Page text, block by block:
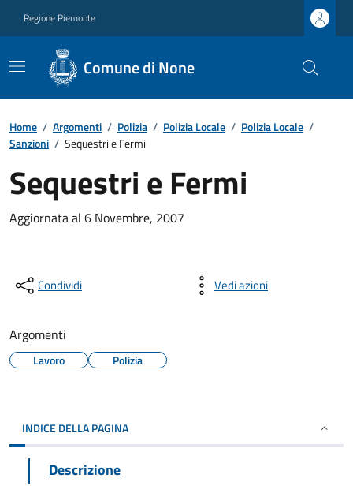
Regione Piemonte
Comune di None
Home / Argomenti / Polizia / Polizia Locale / Polizia Locale /
Sanzioni / Sequestri e Fermi
Sequestri e Fermi
Aggiornata al 6 Novembre, 2007
Condividi Vedi azioni
Argomenti
Lavoro Polizia
INDICE DELLA PAGINA
Descrizione